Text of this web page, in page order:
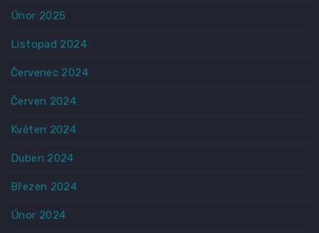
Únor 2025
Listopad 2024
Červenec 2024
Červen 2024
Květen 2024
Duben 2024
Březen 2024
Únor 2024